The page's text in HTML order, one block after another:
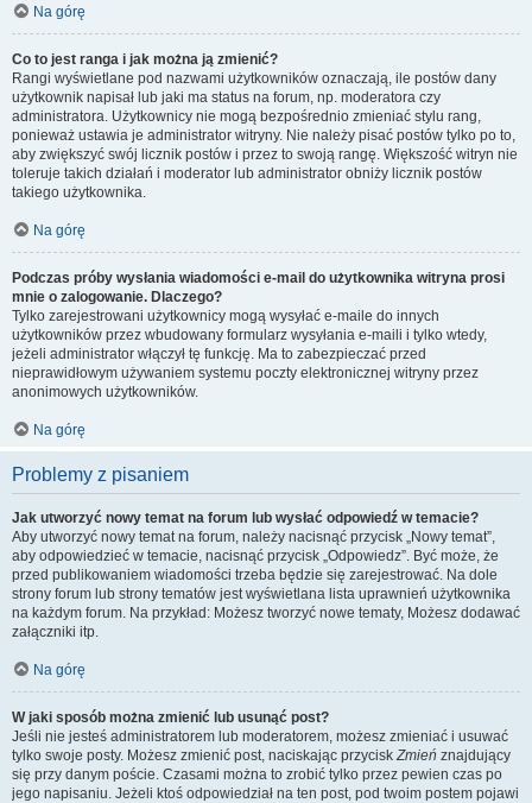
Na górę
Co to jest ranga i jak można ją zmienić?
Rangi wyświetlane pod nazwami użytkowników oznaczają, ile postów dany
użytkownik napisał lub jaki ma status na forum, np. moderatora czy
administratora. Użytkownicy nie mogą bezpośrednio zmieniać stylu rang,
ponieważ ustawia je administrator witryny. Nie należy pisać postów tylko po to,
aby zwiększyć swój licznik postów i przez to swoją rangę. Większość witryn nie
toleruje takich działań i moderator lub administrator obniży licznik postów
takiego użytkownika.
Na górę
Podczas próby wysłania wiadomości e-mail do użytkownika witryna prosi
mnie o zalogowanie. Dlaczego?
Tylko zarejestrowani użytkownicy mogą wysyłać e-maile do innych
użytkowników przez wbudowany formularz wysyłania e-maili i tylko wtedy,
jeżeli administrator włączył tę funkcję. Ma to zabezpieczać przed
nieprawidłowym używaniem systemu poczty elektronicznej witryny przez
anonimowych użytkowników.
Na górę
Problemy z pisaniem
Jak utworzyć nowy temat na forum lub wysłać odpowiedź w temacie?
Aby utworzyć nowy temat na forum, należy nacisnąć przycisk „Nowy temat”,
aby odpowiedzieć w temacie, nacisnąć przycisk „Odpowiedz”. Być może, że
przed publikowaniem wiadomości trzeba będzie się zarejestrować. Na dole
strony forum lub strony tematów jest wyświetlana lista uprawnień użytkownika
na każdym forum. Na przykład: Możesz tworzyć nowe tematy, Możesz dodawać
załączniki itp.
Na górę
W jaki sposób można zmienić lub usunąć post?
Jeśli nie jesteś administratorem lub moderatorem, możesz zmieniać i usuwać
tylko swoje posty. Możesz zmienić post, naciskając przyciskZmień znajdujący
się przy danym poście. Czasami można to zrobić tylko przez pewien czas po
jego napisaniu. Jeżeli ktoś odpowiedział na ten post, pod twoim postem pojawi